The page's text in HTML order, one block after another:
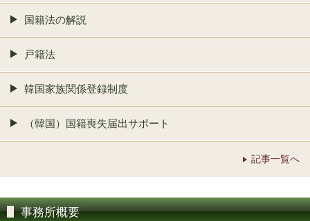
国籍法の解説
戸籍法
韓国家族関係登録制度
（韓国）国籍喪失届出サポート
記事一覧へ
事務所概要